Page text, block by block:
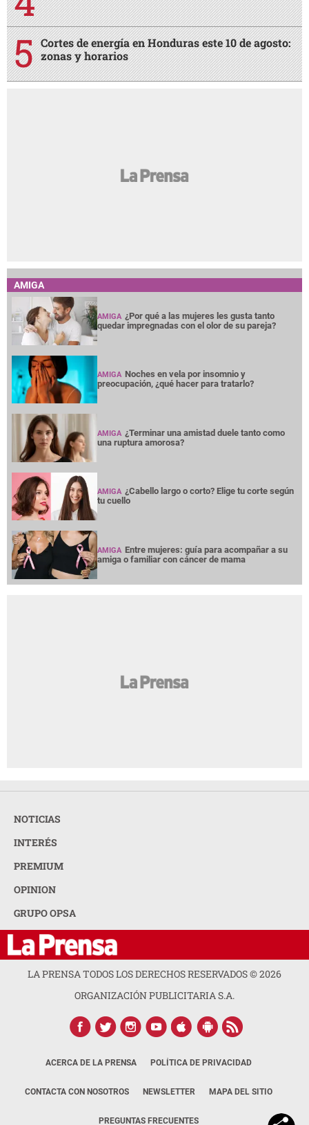
Cortes de energía en Honduras este 10 de agosto:
zonas y horarios
AMIGA
AMIGA ¿Por qué a las mujeres les gusta tanto
quedar impregnadas con el olor de su pareja?
AMIGA Noches en vela por insomnio y
preocupación, ¿qué hacer para tratarlo?
AMIGA ¿Terminar una amistad duele tanto como
una ruptura amorosa?
AMIGA ¿Cabello largo o corto? Elige tu corte según
tu cuello
AMIGA Entre mujeres: guía para acompañar a su
amiga o familiar con cáncer de mama
NOTICIAS
INTERÉS
PREMIUM
OPINION
GRUPO OPSA
LA PRENSA TODOS LOS DERECHOS RESERVADOS ©2026
ORGANIZACIÓN PUBLICITARIA S.A.
ACERCA DE LA PRENSA POLÍTICA DE PRIVACIDAD
CONTACTA CON NOSOTROS NEWSLETTER MAPA DEL SITIO
PREGUNTAS FRECUENTES